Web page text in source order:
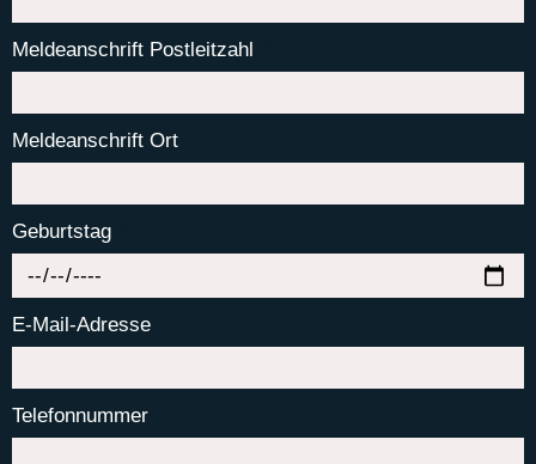
Meldeanschrift Postleitzahl
Meldeanschrift Ort
Geburtstag
E-Mail-Adresse
Telefonnummer